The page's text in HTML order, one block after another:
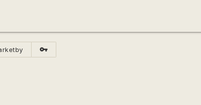
vpn_key